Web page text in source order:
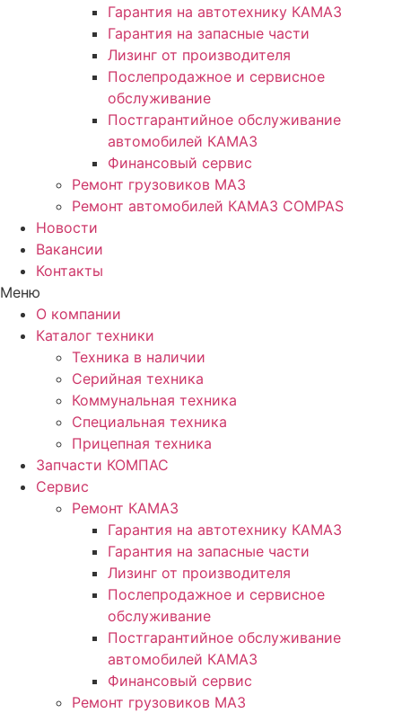
Гарантия на автотехнику КАМАЗ
Гарантия на запасные части
Лизинг от производителя
Послепродажное и сервисное
обслуживание
Постгарантийное обслуживание
автомобилей КАМАЗ
Финансовый сервис
Ремонт грузовиков МАЗ
Ремонт автомобилей КАМАЗ COMPAS
Новости
Вакансии
Контакты
Меню
О компании
Каталог техники
Техника в наличии
Серийная техника
Коммунальная техника
Специальная техника
Прицепная техника
Запчасти КОМПАС
Сервис
Ремонт КАМАЗ
Гарантия на автотехнику КАМАЗ
Гарантия на запасные части
Лизинг от производителя
Послепродажное и сервисное
обслуживание
Постгарантийное обслуживание
автомобилей КАМАЗ
Финансовый сервис
Ремонт грузовиков МАЗ